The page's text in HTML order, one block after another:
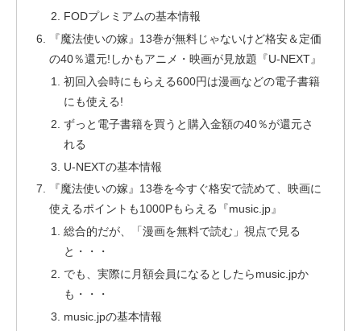
FODプレミアムの基本情報
『魔法使いの嫁』13巻が無料じゃないけど格安＆定価
の40％還元!しかもアニメ・映画が見放題『U-NEXT』
初回入会時にもらえる600円は漫画などの電子書籍
にも使える!
ずっと電子書籍を買うと購入金額の40％が還元さ
れる
U-NEXTの基本情報
『魔法使いの嫁』13巻を今すぐ格安で読めて、映画に
使えるポイントも1000Pもらえる『music.jp』
総合的だが、「漫画を無料で読む」視点で見る
と・・・
でも、実際に月額会員になるとしたらmusic.jpか
も・・・
music.jpの基本情報